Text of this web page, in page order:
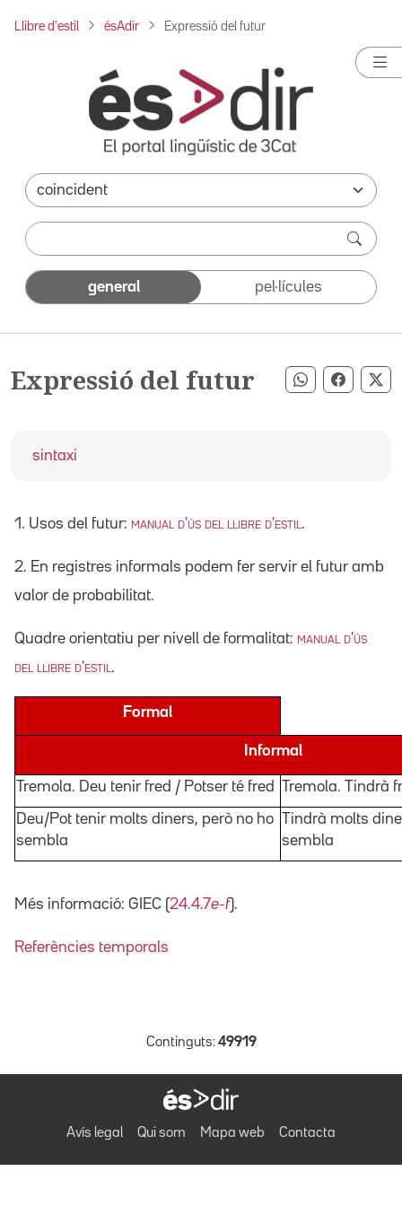
Llibre d'estil ésAdir Expressió del futur
general pel·lícules
Expressió del futur Compartir
sintaxi
1. Usos del futur: manual d'ús del llibre d'estil .
2. En registres informals podem fer servir el futur amb
valor de probabilitat.
Quadre orientatiu per nivell de formalitat: manual d'ús
del llibre d'estil .
Formal
Informal
Tremola. Deu tenir fred / Potser té fred Tremola. Tindrà
Deu/Pot tenir molts diners, però no ho
sembla
Tindrà molts
sembla
Més informació: GIEC (24.4.7e-f).
Referències temporals
Continguts: 49919
Avís legal Qui som Mapa web Contacta